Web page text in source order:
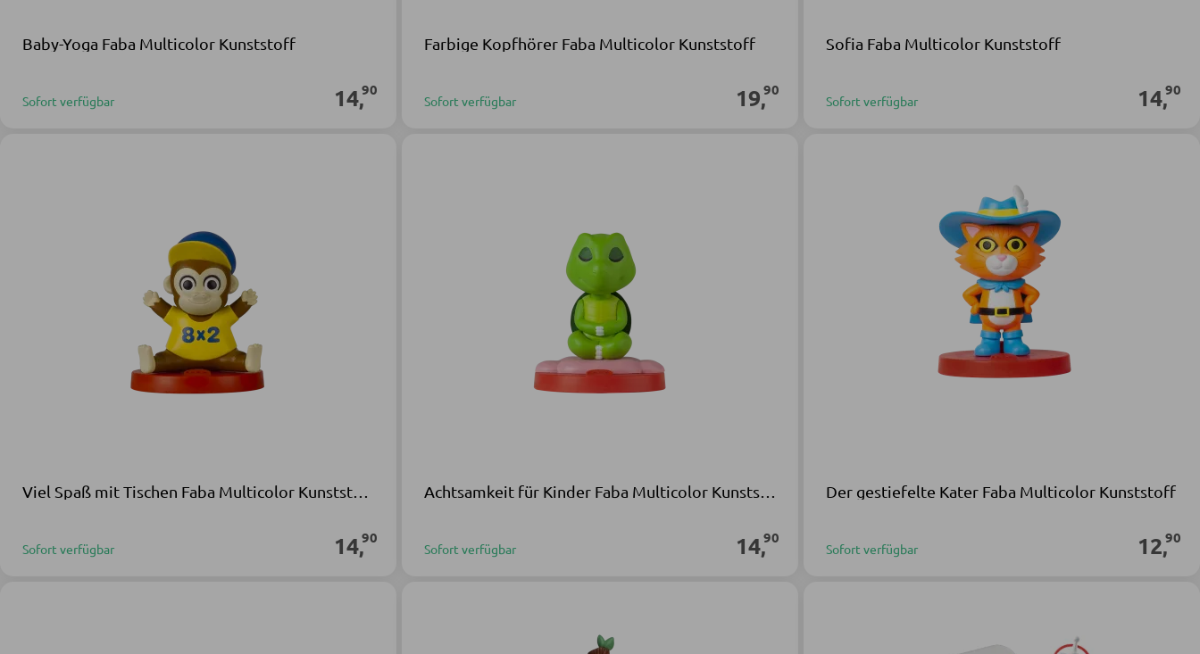
Baby-Yoga Faba Multicolor Kunststoff
Sofort verfügbar 14,90
Farbige Kopfhörer Faba Multicolor Kunststoff
Sofort verfügbar 19,90
Sofia Faba Multicolor Kunststoff
Sofort verfügbar 14,90
Sofort verfügbar 14,90
Sofort verfügbar 14,90
Der gestiefelte Kater Faba Multicolor Kunststoff
Sofort verfügbar 12,90